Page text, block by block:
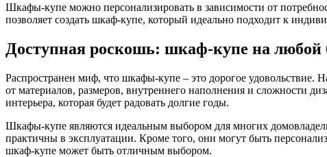
Шкафы-купе можно персонализировать в зависимости от
позволяет создать шкаф-купе, который идеально подходит к
Доступная роскошь: шкаф-купе на любой
Распространен миф, что шкафы-купе – это дорогое удовольствие.
от материалов, размеров, внутреннего наполнения и сложности
интерьера, которая будет радовать долгие годы.
Шкафы-купе являются идеальным выбором для многих
практичны в эксплуатации. Кроме того, они могут быть
шкаф-купе может быть отличным выбором.